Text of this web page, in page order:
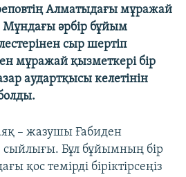
Алматыдағы мұражай
Мұндағы әрбір бұйым
сыр шертіп
мұражай қызметкері бір
аудартқысы келетінін
– жазушы Ғабиден
сыйлығы. Бұл бұйымның бір
қос темірді біріктірсеңіз